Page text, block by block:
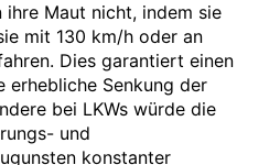
Maut nicht, indem sie
mit 130 km/h oder an
Dies garantiert einen
erhebliche Senkung der
bei LKWs würde die
und
konstanter